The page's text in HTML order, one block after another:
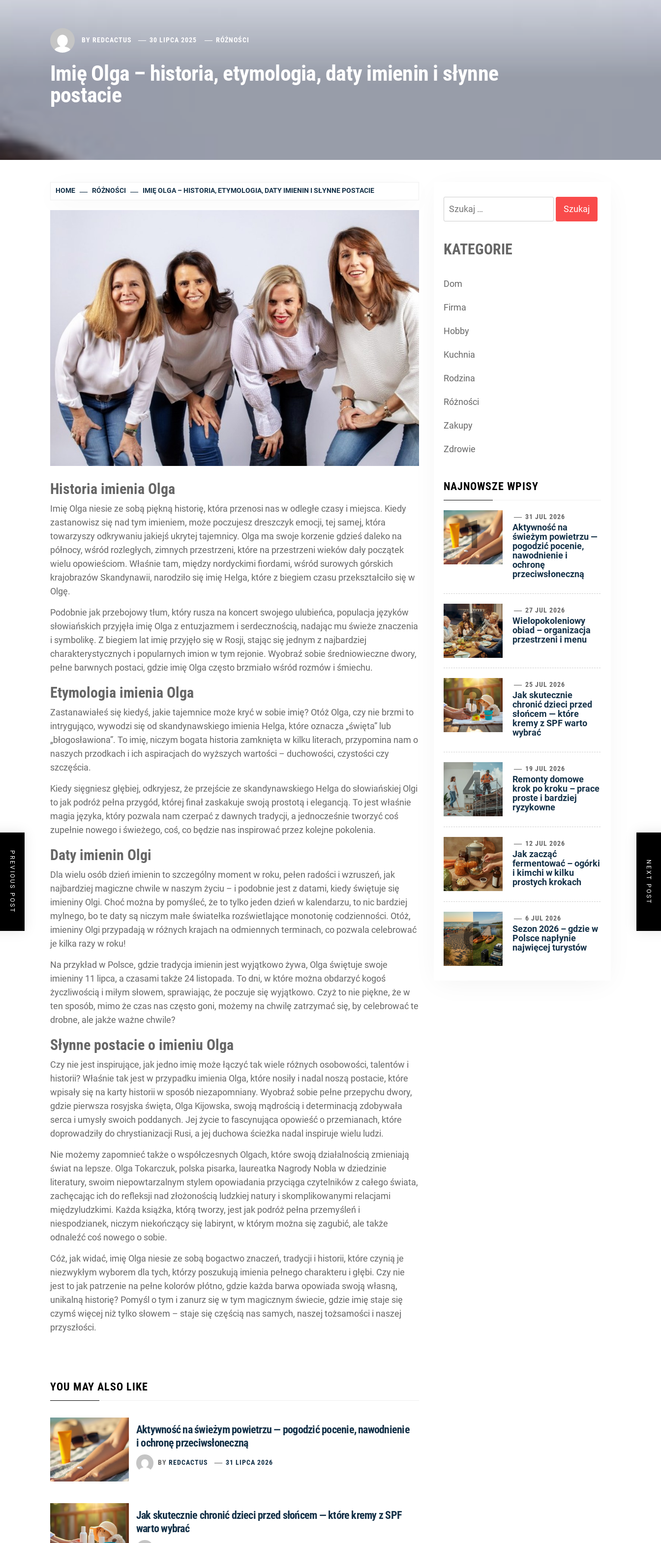
BY REDCACTUS 30 LIPCA 2025 RÓŻNOŚCI
Imię Olga – historia, etymologia, daty imienin i słynne
postacie
HOME RÓŻNOŚCI IMIĘ OLGA – HISTORIA, ETYMOLOGIA, DATY IMIENIN I SŁYNNE POSTACIE
Historia imienia Olga
Imię Olga niesie ze sobą piękną historię, która przenosi nas w odległe czasy i miejsca. Kiedy
zastanowisz się nad tym imieniem, może poczujesz dreszczyk emocji, tej samej, która
towarzyszy odkrywaniu jakiejś ukrytej tajemnicy. Olga ma swoje korzenie gdzieś daleko na
północy, wśród rozległych, zimnych przestrzeni, które na przestrzeni wieków dały początek
wielu opowieściom. Właśnie tam, między nordyckimi fiordami, wśród surowych górskich
krajobrazów Skandynawii, narodziło się imię Helga, które z biegiem czasu przekształciło się w
Olgę.
Podobnie jak przebojowy tłum, który rusza na koncert swojego ulubieńca, populacja języków
słowiańskich przyjęła imię Olga z entuzjazmem i serdecznością, nadając mu świeże znaczenia
i symbolikę. Z biegiem lat imię przyjęło się w Rosji, stając się jednym z najbardziej
charakterystycznych i popularnych imion w tym rejonie. Wyobraź sobie średniowieczne dwory,
pełne barwnych postaci, gdzie imię Olga często brzmiało wśród rozmów i śmiechu.
Etymologia imienia Olga
Zastanawiałeś się kiedyś, jakie tajemnice może kryć w sobie imię? Otóż Olga, czy nie brzmi to
intrygująco, wywodzi się od skandynawskiego imienia Helga, które oznacza „święta” lub
„błogosławiona”. To imię, niczym bogata historia zamknięta w kilku literach, przypomina nam o
naszych przodkach i ich aspiracjach do wyższych wartości – duchowości, czystości czy
szczęścia.
Kiedy sięgniesz głębiej, odkryjesz, że przejście ze skandynawskiego Helga do słowiańskiej Olgi
to jak podróż pełna przygód, której finał zaskakuje swoją prostotą i elegancją. To jest właśnie
magia języka, który pozwala nam czerpać z dawnych tradycji, a jednocześnie tworzyć coś
zupełnie nowego i świeżego, coś, co będzie nas inspirować przez kolejne pokolenia.
Daty imienin Olgi
Dla wielu osób dzień imienin to szczególny moment w roku, pełen radości i wzruszeń, jak
najbardziej magiczne chwile w naszym życiu – i podobnie jest z datami, kiedy świętuje się
imieniny Olgi. Choć można by pomyśleć, że to tylko jeden dzień w kalendarzu, to nic bardziej
mylnego, bo te daty są niczym małe światełka rozświetlające monotonię codzienności. Otóż,
imieniny Olgi przypadają w różnych krajach na odmiennych terminach, co pozwala celebrować
je kilka razy w roku!
Na przykład w Polsce, gdzie tradycja imienin jest wyjątkowo żywa, Olga świętuje swoje
imieniny 11 lipca, a czasami także 24 listopada. To dni, w które można obdarzyć kogoś
życzliwością i miłym słowem, sprawiając, że poczuje się wyjątkowo. Czyż to nie piękne, że w
ten sposób, mimo że czas nas często goni, możemy na chwilę zatrzymać się, by celebrować te
drobne, ale jakże ważne chwile?
Słynne postacie o imieniu Olga
Czy nie jest inspirujące, jak jedno imię może łączyć tak wiele różnych osobowości, talentów i
historii? Właśnie tak jest w przypadku imienia Olga, które nosiły i nadal noszą postacie, które
wpisały się na karty historii w sposób niezapomniany. Wyobraź sobie pełne przepychu dwory,
gdzie pierwsza rosyjska święta, Olga Kijowska, swoją mądrością i determinacją zdobywała
serca i umysły swoich poddanych. Jej życie to fascynująca opowieść o przemianach, które
doprowadziły do chrystianizacji Rusi, a jej duchowa ścieżka nadal inspiruje wielu ludzi.
Nie możemy zapomnieć także o współczesnych Olgach, które swoją działalnością zmieniają
świat na lepsze. Olga Tokarczuk, polska pisarka, laureatka Nagrody Nobla w dziedzinie
literatury, swoim niepowtarzalnym stylem opowiadania przyciąga czytelników z całego świata,
zachęcając ich do refleksji nad złożonością ludzkiej natury i skomplikowanymi relacjami
międzyludzkimi. Każda książka, którą tworzy, jest jak podróż pełna przemyśleń i
niespodzianek, niczym niekończący się labirynt, w którym można się zagubić, ale także
odnaleźć coś nowego o sobie.
Cóż, jak widać, imię Olga niesie ze sobą bogactwo znaczeń, tradycji i historii, które czynią je
niezwykłym wyborem dla tych, którzy poszukują imienia pełnego charakteru i głębi. Czy nie
jest to jak patrzenie na pełne kolorów płótno, gdzie każda barwa opowiada swoją własną,
unikalną historię? Pomyśl o tym i zanurz się w tym magicznym świecie, gdzie imię staje się
czymś więcej niż tylko słowem – staje się częścią nas samych, naszej tożsamości i naszej
przyszłości.
YOU MAY ALSO LIKE
Aktywność na świeżym powietrzu — pogodzić pocenie, nawodnienie
i ochronę przeciwsłoneczną
BY REDCACTUS 31 LIPCA 2026
Jak skutecznie chronić dzieci przed słońcem — które kremy z SPF
warto wybrać
PREVIOUS POST NEXT POST
Szukaj:
KATEGORIE
Dom
Firma
Hobby
Kuchnia
Rodzina
Różności
Zakupy
Zdrowie
NAJNOWSZE WPISY
1 31 JUL 2026
Aktywność na
świeżym powietrzu —
pogodzić pocenie,
nawodnienie i
ochronę
przeciwsłoneczną
2 27 JUL 2026
Wielopokoleniowy
obiad – organizacja
przestrzeni i menu
3 25 JUL 2026
Jak skutecznie
chronić dzieci przed
słońcem — które
kremy z SPF warto
wybrać
4 19 JUL 2026
Remonty domowe
krok po kroku – prace
proste i bardziej
ryzykowne
5 12 JUL 2026
Jak zacząć
fermentować – ogórki
i kimchi w kilku
prostych krokach
6 6 JUL 2026
Sezon 2026 – gdzie w
Polsce napłynie
najwięcej turystów